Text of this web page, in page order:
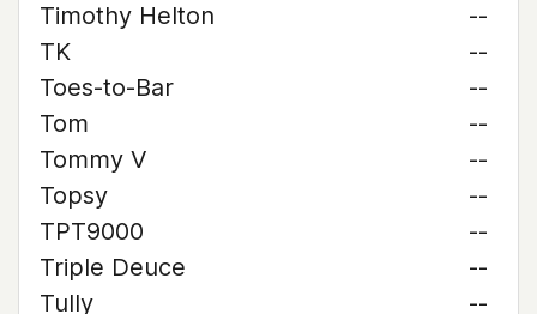
Timothy Helton
--
TK
--
Toes-to-Bar
--
Tom
--
Tommy V
--
Topsy
--
TPT9000
--
Triple Deuce
--
Tully
--